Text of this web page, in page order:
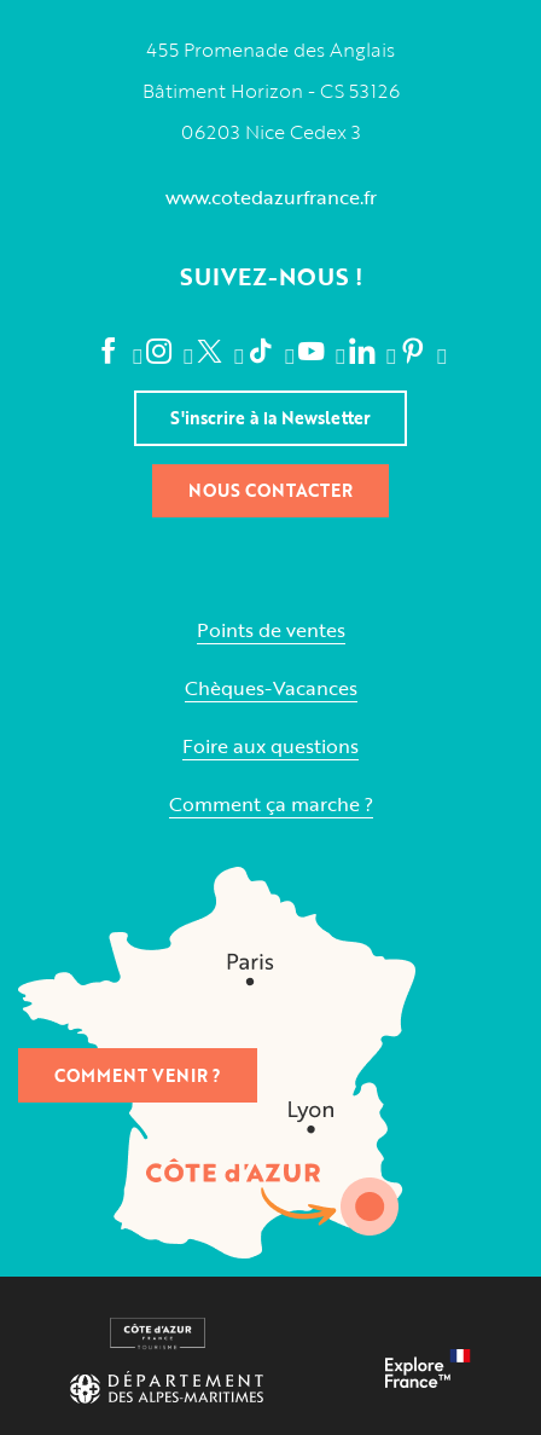
455 Promenade des Anglais
Bâtiment Horizon - CS 53126
06203 Nice Cedex 3
www.cotedazurfrance.fr
SUIVEZ-NOUS !
S'inscrire à la Newsletter
NOUS CONTACTER
Points de ventes
Chèques-Vacances
Foire aux questions
Comment ça marche ?
COMMENT VENIR ?